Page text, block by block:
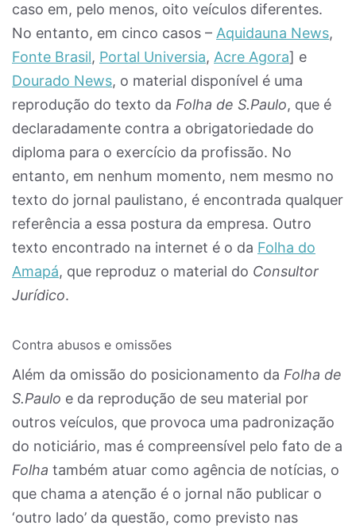
caso em, pelo menos, oito veículos diferentes.
No entanto, em cinco casos – Aquidauna News,
Fonte Brasil, Portal Universia, Acre Agora] e
Dourado News, o material disponível é uma
reprodução do texto da Folha de S.Paulo, que é
declaradamente contra a obrigatoriedade do
diploma para o exercício da profissão. No
entanto, em nenhum momento, nem mesmo no
texto do jornal paulistano, é encontrada qualquer
referência a essa postura da empresa. Outro
texto encontrado na internet é o da Folha do
Amapá, que reproduz o material do Consultor
Jurídico.
Contra abusos e omissões
Além da omissão do posicionamento da Folha de
S.Paulo e da reprodução de seu material por
outros veículos, que provoca uma padronização
do noticiário, mas é compreensível pelo fato de a
Folha também atuar como agência de notícias, o
que chama a atenção é o jornal não publicar o
‘outro lado’ da questão, como previsto nas